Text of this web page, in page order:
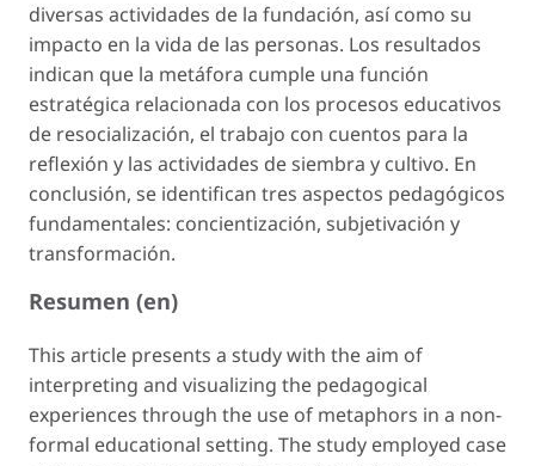
diversas actividades de la fundación, así como su
impacto en la vida de las personas. Los resultados
indican que la metáfora cumple una función
estratégica relacionada con los procesos educativos
de resocialización, el trabajo con cuentos para la
reflexión y las actividades de siembra y cultivo. En
conclusión, se identifican tres aspectos pedagógicos
fundamentales: concientización, subjetivación y
transformación.
Resumen (en)
This article presents a study with the aim of
interpreting and visualizing the pedagogical
experiences through the use of metaphors in a non-
formal educational setting. The study employed case